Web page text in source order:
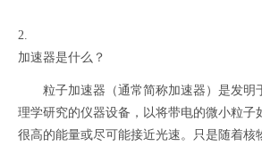
2.
加速器是什么？
粒子加速器（通常简称加速器）是发明
理学研究的仪器设备，以将带电的微小粒子
很高的能量或尽可能接近光速。只是随着核